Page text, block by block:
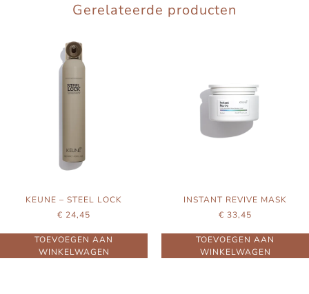
Gerelateerde producten
KEUNE – STEEL LOCK
€ 24,45
TOEVOEGEN AAN
WINKELWAGEN
INSTANT REVIVE MASK
€ 33,45
TOEVOEGEN AAN
WINKELWAGEN